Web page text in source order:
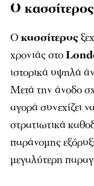
Ο
Ο κασσίτερος
χρονιάς στο
ιστορικά υψηλά
Μετά την άνοδο
αγορά συνεχίζει
στρατιωτικά
παράνομης
μεγαλύτερη